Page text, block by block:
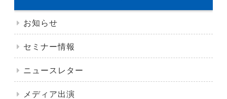
お知らせ
セミナー情報
ニュースレター
メディア出演